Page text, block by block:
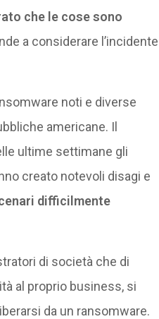
che le cose sono
a considerare l’incidente
noti e diverse
americane. Il
ultime settimane gli
creato notevoli disagi e
difficilmente
di società che di
al proprio business, si
da un ransomware.